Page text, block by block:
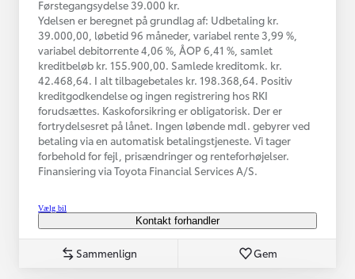
Førstegangsydelse 39.000 kr.
Ydelsen er beregnet på grundlag af: Udbetaling kr.
39.000,00, løbetid 96 måneder, variabel rente 3,99 %,
variabel debitorrente 4,06 %, ÅOP 6,41 %, samlet
kreditbeløb kr. 155.900,00. Samlede kreditomk. kr.
42.468,64. I alt tilbagebetales kr. 198.368,64. Positiv
kreditgodkendelse og ingen registrering hos RKI
forudsættes. Kaskoforsikring er obligatorisk. Der er
fortrydelsesret på lånet. Ingen løbende mdl. gebyrer ved
betaling via en automatisk betalingstjeneste. Vi tager
forbehold for fejl, prisændringer og renteforhøjelser.
Finansiering via Toyota Financial Services A/S.
Vælg bil
Kontakt forhandler
Sammenlign Gem